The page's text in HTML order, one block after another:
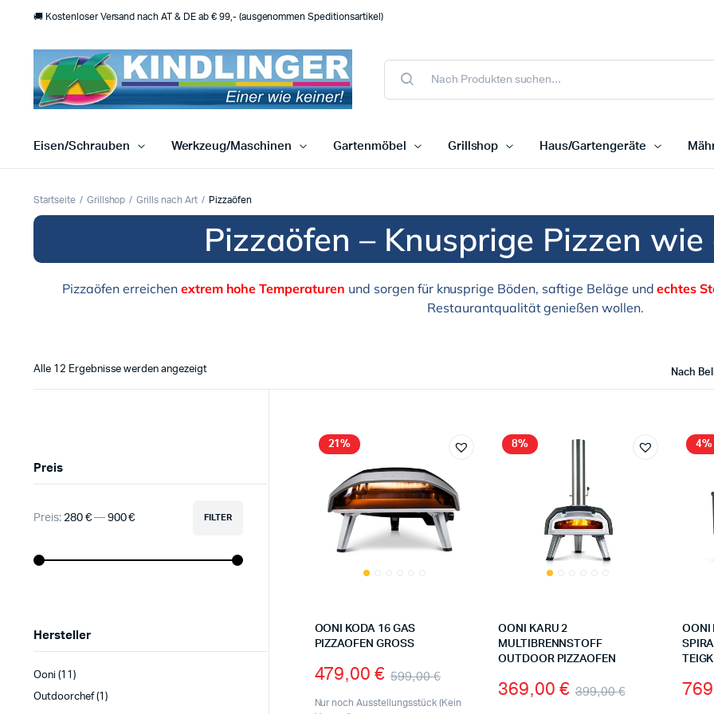
🚚 Kostenloser Versand nach AT & DE ab € 99,- (ausgenommen Speditionsartikel)
Eisen/Schrauben Werkzeug/Maschinen Gartenmöbel Grillshop Haus/Gartengeräte
Startseite Grillshop Grills nach Art Pizzaöfen
Pizzaöfen – Knusprige Pizzen
Pizzaöfen erreichen extrem hohe Temperaturen und sorgen für knusprige Böden, saftige Beläge undechtes
Restaurantqualität genießen wollen.
Nach
Alle 12 Ergebnisse werden angezeigt
21%
OONI KODA 16 GAS
PIZZAOFEN GROSS
599,00€
479,00€
Nur noch Ausstellungsstück (Kein
8%
OONI KARU 2
MULTIBRENNSTOFF
OUTDOOR PIZZAOFEN
399,00€
369,00 €
4%
OONI
Preis
FILTER
Preis: 280 €— 900 €
Hersteller
Ooni (11)
Outdoorchef (1)